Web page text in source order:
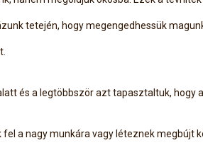
tetején, hogy megengedhessük
és a legtöbbször azt tapasztaltuk, hogy
a nagy munkára vagy léteznek